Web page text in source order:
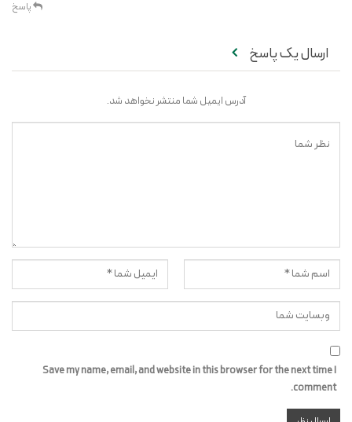
پاسخ
ارسال یک پاسخ
آدرس ایمیل شما منتشر نخواهد شد.
Save my name, email, and website in this browser for the next time I
comment.